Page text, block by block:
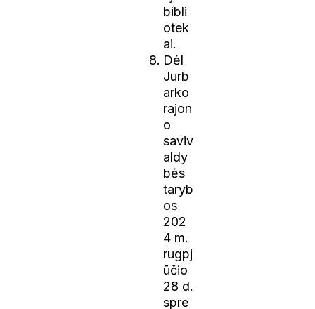
bibli
otek
ai.
Dėl
Jurb
arko
rajon
o
saviv
aldy
bės
taryb
os
202
4 m.
rugpj
ūčio
28 d.
spre